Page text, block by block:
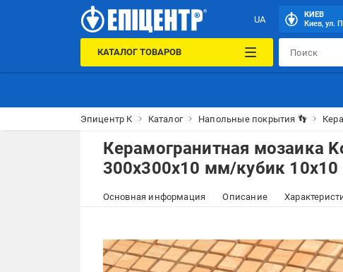
UA
КИЕВ
Киев, ул.
КАТАЛОГ ТОВАРОВ
Эпицентр К Каталог Напольные покрытия 👣
Керамогранитная мозаика
300x300x10 мм/кубик
Основная информация Описание